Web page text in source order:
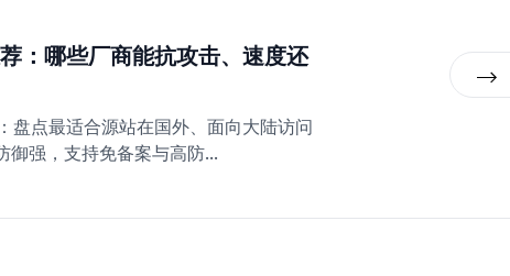
：哪些厂商能抗攻击、速度还
盘点最适合源站在国外、面向大陆访问
御强，支持免备案与高防...